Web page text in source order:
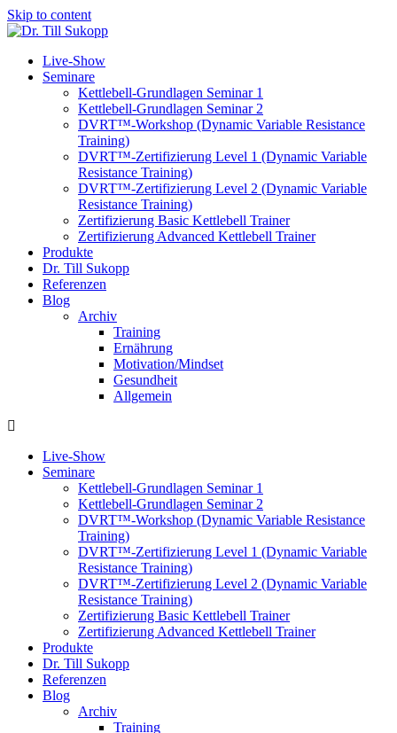
Skip to content
Live-Show
Seminare
Kettlebell-Grundlagen Seminar 1
Kettlebell-Grundlagen Seminar 2
DVRT™-Workshop (Dynamic Variable Resistance
Training)
DVRT™-Zertifizierung Level 1 (Dynamic Variable
Resistance Training)
DVRT™-Zertifizierung Level 2 (Dynamic Variable
Resistance Training)
Zertifizierung Basic Kettlebell Trainer
Zertifizierung Advanced Kettlebell Trainer
Produkte
Dr. Till Sukopp
Referenzen
Blog
Archiv
Training
Ernährung
Motivation/Mindset
Gesundheit
Allgemein
Live-Show
Seminare
Kettlebell-Grundlagen Seminar 1
Kettlebell-Grundlagen Seminar 2
DVRT™-Workshop (Dynamic Variable Resistance
Training)
DVRT™-Zertifizierung Level 1 (Dynamic Variable
Resistance Training)
DVRT™-Zertifizierung Level 2 (Dynamic Variable
Resistance Training)
Zertifizierung Basic Kettlebell Trainer
Zertifizierung Advanced Kettlebell Trainer
Produkte
Dr. Till Sukopp
Referenzen
Blog
Archiv
Training